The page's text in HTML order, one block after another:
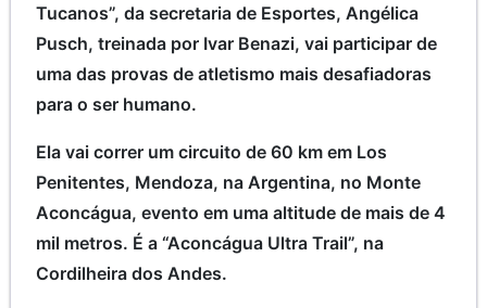
Tucanos”, da secretaria de Esportes, Angélica
Pusch, treinada por Ivar Benazi, vai participar de
uma das provas de atletismo mais desafiadoras
para o ser humano.
Ela vai correr um circuito de 60 km em Los
Penitentes, Mendoza, na Argentina, no Monte
Aconcágua, evento em uma altitude de mais de 4
mil metros. É a “Aconcágua Ultra Trail”, na
Cordilheira dos Andes.